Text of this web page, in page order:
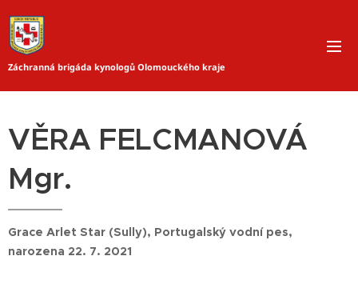
Záchranná brigáda kynologů Olomouckého kraje
VĚRA FELCMANOVÁ
Mgr.
Grace Arlet Star (Sully), Portugalský vodní pes,
narozena 22. 7. 2021